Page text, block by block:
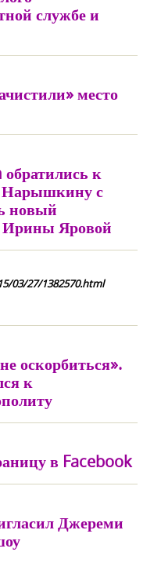
службе и
место
к
Нарышкину с
новый
Ирины Яровой
03/27/1382570.html
оскорбиться».
к
в Facebook
Джереми